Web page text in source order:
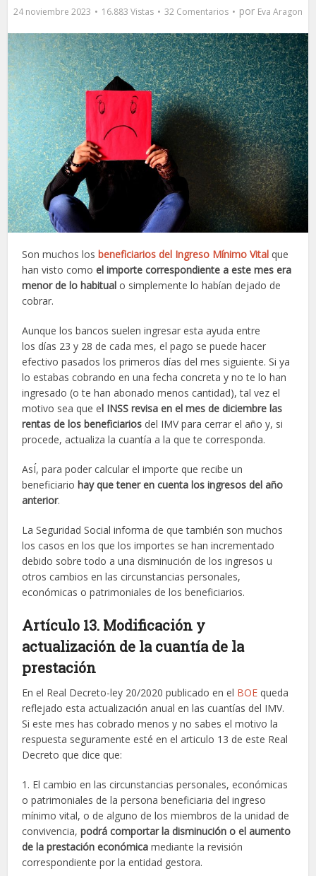
24 noviembre 2023 16.883 Vistas 32 Comentarios por Eva Aragon
Son muchos los beneficiarios del Ingreso Mínimo Vital que
han visto comoel importe correspondiente a este mes era
menor de lo habitualo simplemente lo habían dejado de
cobrar.
Aunque los bancos suelen ingresar esta ayuda entre
los días 23 y 28 de cada mes, el pago se puede hacer
efectivo pasados los primeros días del mes siguiente. Si ya
lo estabas cobrando en una fecha concreta y no te lo han
ingresado (o te han abonado menos cantidad), tal vez el
motivo sea que el INSS revisa en el mes de diciembre las
rentas de los beneficiarios del IMV para cerrar el año y, si
procede, actualiza la cuantía a la que te corresponda.
AsÍ, para poder calcular el importe que recibe un
beneficiariohay que tener en cuenta los ingresos del año
anterior.
La Seguridad Social informa de que también son muchos
los casos en los que los importes se han incrementado
debido sobre todo a una disminución de los ingresos u
otros cambios en las circunstancias personales,
económicas o patrimoniales de los beneficiarios.
Artículo 13. Modificación y
actualización de la cuantía de la
prestación
En el Real Decreto-ley 20/2020 publicado en el BOE queda
reflejado esta actualización anual en las cuantías del IMV.
Si este mes has cobrado menos y no sabes el motivo la
respuesta seguramente esté en el articulo 13 de este Real
Decreto que dice que:
1. El cambio en las circunstancias personales, económicas
o patrimoniales de la persona beneficiaria del ingreso
mínimo vital, o de alguno de los miembros de la unidad de
convivencia,podrá comportar la disminución o el aumento
de la prestación económica mediante la revisión
correspondiente por la entidad gestora.